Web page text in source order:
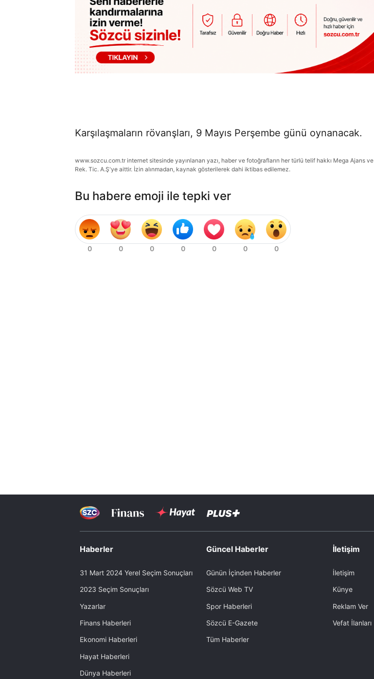
Karşılaşmaların rövanşları, 9 Mayıs Perşembe günü oynanacak.
www.sozcu.com.tr internet sitesinde yayınlanan yazı, haber ve fotoğrafların her türlü telif hakkı Mega Ajans ve
Rek. Tic. A.Ş'ye aittir. İzin alınmadan, kaynak gösterilerek dahi iktibas edilemez.
Bu habere emoji ile tepki ver
Haberler
31 Mart 2024 Yerel Seçim Sonuçları
2023 Seçim Sonuçları
Yazarlar
Finans Haberleri
Ekonomi Haberleri
Hayat Haberleri
Dünya Haberleri
Güncel Haberler
Günün İçinden Haberler
Sözcü Web TV
Spor Haberleri
Sözcü E-Gazete
Tüm Haberler
İletişim
İletişim
Künye
Reklam Ver
Vefat İlanları